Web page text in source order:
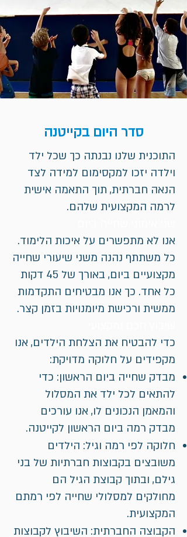
סדר היום בקייטנה
התוכנית שלנו נבנתה כך שכל ילד
וילדה יזכו למקסימום למידה לצד
הנאה חברתית, תוך התאמה אישית
לרמה המקצועית שלהם.
אנו לא מתפשרים על איכות הלימוד.
כל משתתף נהנה משני שיעורי שחייה
מקצועיים ביום, באורך של 45 דקות
כל אחד. כך אנו מבטיחים התקדמות
ממשית ורכישת מיומנויות בזמן קצר.
כדי להבטיח את הצלחת הילדים, אנו
מקפידים על חלוקה מדויקת:
מבדק שחייה ביום הראשון: כדי
להתאים לכל ילד את המסלול
והמאמן הנכונים לו, אנו עורכים
מבדק רמה ביום הראשון לקייטנה.
חלוקה לפי רמה וגיל: הילדים
משובצים בקבוצות חברתיות של בני
גילם, ובתוך קבוצת הגיל הם
מחולקים למסלולי שחייה לפי רמתם
המקצועית.
הקבוצה החברתית: השיבוץ לקבוצות